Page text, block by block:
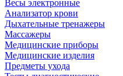
Весы электронные
Анализатор крови
Дыхательные тренажеры
Массажеры
Медицинские приборы
Медицинские изделия
Предметы ухода